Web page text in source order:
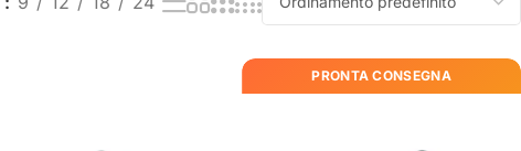
PRONTA CONSEGNA